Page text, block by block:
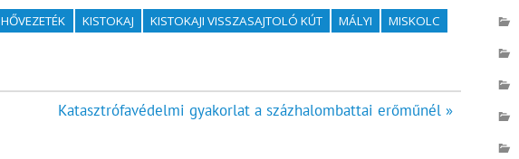
HŐVEZETÉK KISTOKAJ KISTOKAJI VISSZASAJTOLÓ KÚT MÁLYI
MISKOLC
Katasztrófavédelmi gyakorlat a százhalombattai erőműnél »